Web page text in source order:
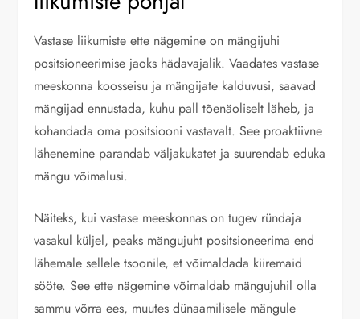
Vastase liikumiste ette nägemine on mängijuhi
positsioneerimise jaoks hädavajalik. Vaadates vastase
meeskonna koosseisu ja mängijate kalduvusi, saavad
mängijad ennustada, kuhu pall tõenäoliselt läheb, ja
kohandada oma positsiooni vastavalt. See proaktiivne
lähenemine parandab väljakukatet ja suurendab eduka
mängu võimalusi.
Näiteks, kui vastase meeskonnas on tugev ründaja
vasakul küljel, peaks mängujuht positsioneerima end
lähemale sellele tsoonile, et võimaldada kiiremaid
sööte. See ette nägemine võimaldab mängujuhil olla
sammu võrra ees, muutes dünaamilisele mängule